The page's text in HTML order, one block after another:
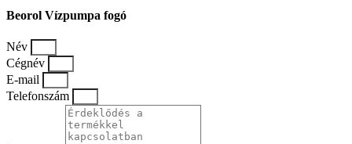
Beorol Vízpumpa fogó
Név
Cégnév
E-mail
Telefonszám